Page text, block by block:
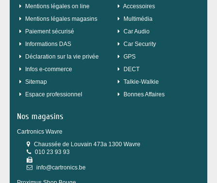
Mentions légales on line
Mentions légales magasins
Paiement sécurisé
Informations DAS
Déclaration sur la vie privée
Infos e-commerce
sitemap
Espace professionnel
Accessoires
Multimédia
Car Audio
Car Security
GPS
DECT
Talkie-Walkie
Bonnes Affaires
Nos magasins
Cartronics Wavre
Chaussée de Louvain 473a 1300 Wavre
010 23 93 93
info@cartronics.be